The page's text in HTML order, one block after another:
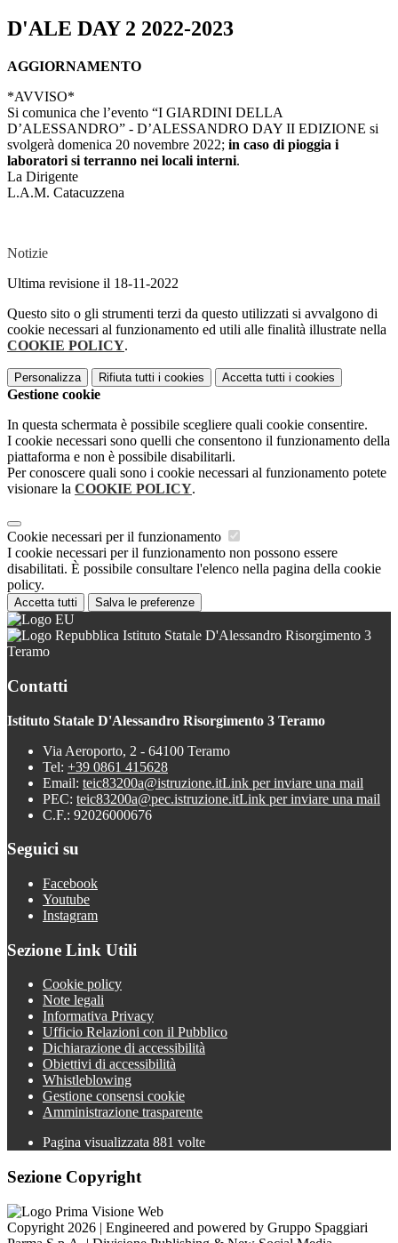
D'ALE DAY 2 2022-2023
AGGIORNAMENTO
*AVVISO*
Si comunica che l’evento “I GIARDINI DELLA
D’ALESSANDRO” - D’ALESSANDRO DAY II EDIZIONE si
svolgerà domenica 20 novembre 2022; in caso di pioggia i
laboratori si terranno nei locali interni.
La Dirigente
L.A.M. Catacuzzena
Notizie
Ultima revisione il 18-11-2022
Questo sito o gli strumenti terzi da questo utilizzati si avvalgono di
cookie necessari al funzionamento ed utili alle finalità illustrate nella
COOKIE POLICY.
Personalizza Rifiuta tutti i cookies Accetta tutti i cookies
Gestione cookie
In questa schermata è possibile scegliere quali cookie consentire.
I cookie necessari sono quelli che consentono il funzionamento della
piattaforma e non è possibile disabilitarli.
Per conoscere quali sono i cookie necessari al funzionamento potete
visionare la COOKIE POLICY.
Cookie necessari per il funzionamento
I cookie necessari per il funzionamento non possono essere
disabilitati. È possibile consultare l'elenco nella pagina della cookie
policy.
Accetta tutti Salva le preferenze
Istituto Statale D'Alessandro Risorgimento 3
Teramo
Contatti
Istituto Statale D'Alessandro Risorgimento 3 Teramo
Via Aeroporto, 2 - 64100 Teramo
Tel: +39 0861 415628
Email: teic83200a@istruzione.itLink per inviare una mail
PEC: teic83200a@pec.istruzione.itLink per inviare una mail
C.F.: 92026000676
Seguici su
Facebook
Youtube
Instagram
Sezione Link Utili
Cookie policy
Note legali
Informativa Privacy
Ufficio Relazioni con il Pubblico
Dichiarazione di accessibilità
Obiettivi di accessibilità
Whistleblowing
Gestione consensi cookie
Amministrazione trasparente
Pagina visualizzata 881 volte
Sezione Copyright
Copyright 2026 | Engineered and powered by Gruppo Spaggiari